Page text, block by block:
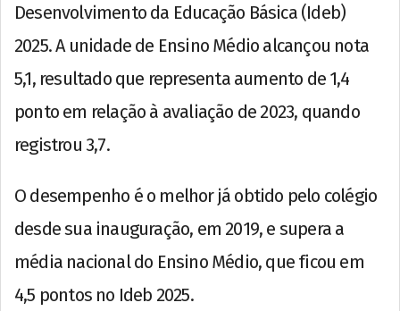
Desenvolvimento da Educação Básica (Ideb)
2025. A unidade de Ensino Médio alcançou nota
5,1, resultado que representa aumento de 1,4
ponto em relação à avaliação de 2023, quando
registrou 3,7.
O desempenho é o melhor já obtido pelo colégio
desde sua inauguração, em 2019, e supera a
média nacional do Ensino Médio, que ficou em
4,5 pontos no Ideb 2025.